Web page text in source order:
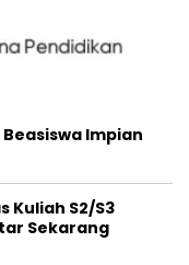
Beasiswa Impian
Kuliah S2/S3
Sekarang